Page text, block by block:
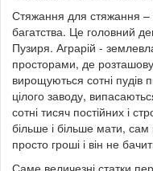
Стяжання для стяжання –
багатства. Це головний
Пузиря. Аграрій -
просторами, де
вирощуються сотні пудів
цілого заводу,
сотні тисяч постійних і
більше і більше мати,
просто гроші і він не
Саме величезні статки